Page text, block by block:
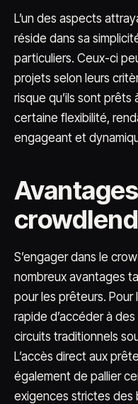
L’un des aspects
réside dans sa
particuliers. Ceux-ci
projets selon leurs
risque qu’ils sont
certaine flexibilité,
engageant et
S’engager dans le
nombreux avantages
pour les prêteurs. Pour
rapide d’accéder à
circuits traditionnels
L’accès direct aux
également de pallier
exigences strictes des